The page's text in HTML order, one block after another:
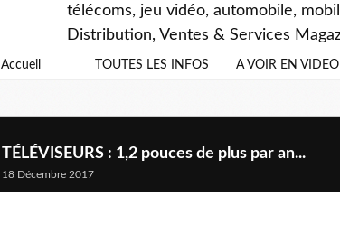
télécoms, jeu vidéo, automobile,
Distribution, Ventes & Services
Accueil TOUTES LES INFOS A VOIR EN VIDEO
TÉLÉVISEURS : 1,2 pouces de plus par an...
18 Décembre 2017